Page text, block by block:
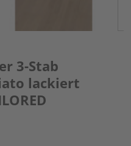
3-Stab
lackiert